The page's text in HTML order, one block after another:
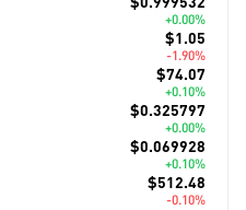
+0.00%
$1.05
-1.90%
$74.07
+0.10%
$0.325797
+0.00%
$0.069928
+0.10%
$512.48
-0.10%